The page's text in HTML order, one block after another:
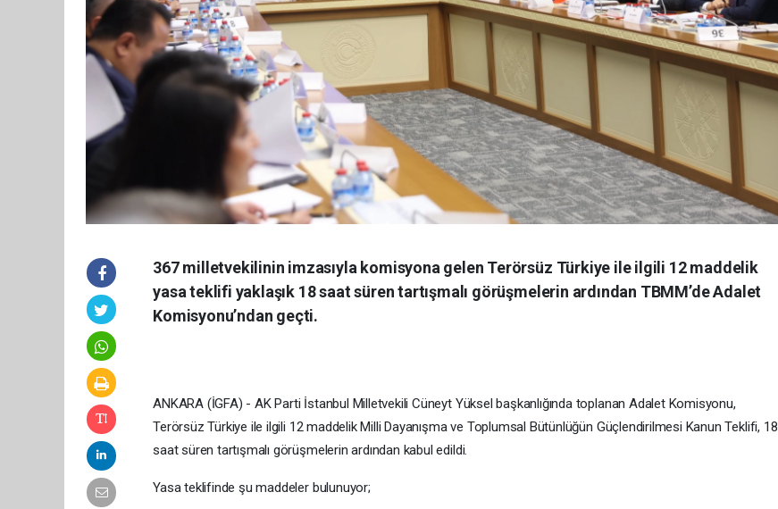
367 milletvekilinin imzasıyla komisyona gelen Terörsüz Türkiye ile ilgili 12 maddelik
yasa teklifi yaklaşık 18 saat süren tartışmalı görüşmelerin ardından TBMM’de Adalet
Komisyonu’ndan geçti.
ANKARA (İGFA) - AK Parti İstanbul Milletvekili Cüneyt Yüksel başkanlığında toplanan Adalet Komisyonu,
Terörsüz Türkiye ile ilgili 12 maddelik Milli Dayanışma ve Toplumsal Bütünlüğün Güçlendirilmesi Kanun Teklifi, 18
saat süren tartışmalı görüşmelerin ardından kabul edildi.
Yasa teklifinde şu maddeler bulunuyor;